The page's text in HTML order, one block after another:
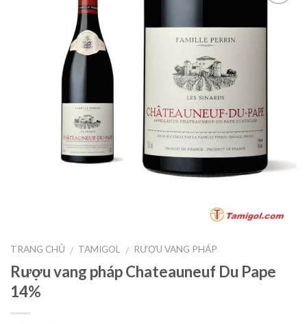
Wishlist
TRANG CHỦ / TAMIGOL / RƯỢU VANG PHÁP
Rượu vang pháp Chateauneuf Du Pape
14%